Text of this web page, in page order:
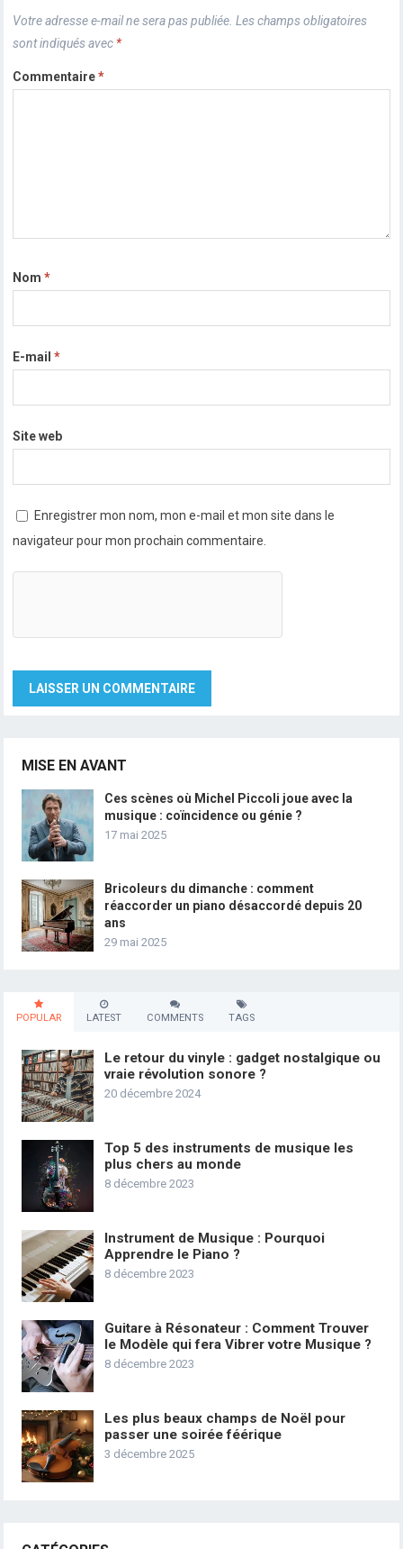
Votre adresse e-mail ne sera pas publiée. Les champs obligatoires
sont indiqués avec *
Commentaire*
Nom*
E-mail*
Site web
Enregistrer mon nom, mon e-mail et mon site dans le
navigateur pour mon prochain commentaire.
MISE EN AVANT
Ces scènes où Michel Piccoli joue avec la
musique : coïncidence ou génie ?
17 mai 2025
Bricoleurs du dimanche : comment
réaccorder un piano désaccordé depuis 20
ans
29 mai 2025
POPULAR LATEST COMMENTS TAGS
Le retour du vinyle : gadget nostalgique ou
vraie révolution sonore ?
20 décembre 2024
Top 5 des instruments de musique les
plus chers au monde
8 décembre 2023
Instrument de Musique : Pourquoi
Apprendre le Piano ?
8 décembre 2023
Guitare à Résonateur : Comment Trouver
le Modèle qui fera Vibrer votre Musique ?
8 décembre 2023
Les plus beaux champs de Noël pour
passer une soirée féérique
3 décembre 2025